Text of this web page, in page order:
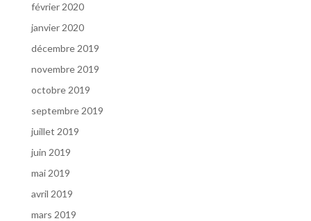
février 2020
janvier 2020
décembre 2019
novembre 2019
octobre 2019
septembre 2019
juillet 2019
juin 2019
mai 2019
avril 2019
mars 2019